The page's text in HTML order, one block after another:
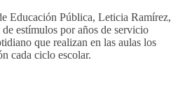
Educación Pública, Leticia Ramírez,
estímulos por años de servicio
que realizan en las aulas los
cada ciclo escolar.